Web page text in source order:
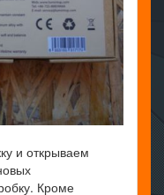
и открываем
Кроме